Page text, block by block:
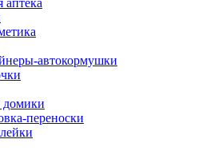
автокормушки
домики
переноски